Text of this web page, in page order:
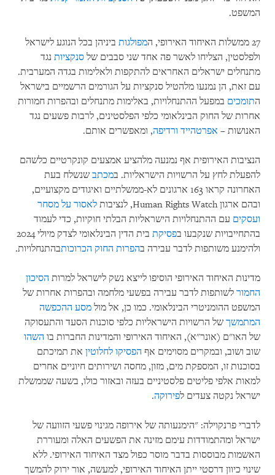
המשפט.
27 ממשלות האיחוד האירופי, ה מפולגות ביניהן בכל הנוגע לישראל
ולפלסטין, הצליחו לאשר פה אחד שני סבבים של סנקציות נגד
מתנחלים ישראלים האחראים להתקפות ולאלימות בגדה המערבית.
עם זאת, הן נמנעו מלהטיל סנקציות על הגורמים הרשמיים בישראל
התומכים במפעל ההתנחלויות, באלימות מתנחלים ובהפרות חמורות
אחרות של החוק הבינלאומי כלפי הפלסטינים, לרבות פשעים נגד
האנושות – אפרטהייד ורדיפה, ומאפשרים אותם.
הנציבות האירופית אף נמנעה מלהציע אמצעים קונקרטיים כלשהם
להפעלת לחץ על הרשויות הישראליות. במכתב שנשלח בעת
האחרונה קראו 163 ארגונים לא-ממשלתיים ואיגודים מקצועיים,
ובהם ארגון Human Rights Watch, לנציבות
לאסור על מסחר
ועסקים עם ההתנחלויות הישראליות הבלתי חוקיות, כדי לעמוד
בהתחייבויות שנקבעו בפסיקת
בית הדין הבינלאומי לצדק מיולי 2024
ולהימנע משותפות לדבר עבירה בהפרות החוק הכרוכותבהתנחלויות.
מדינות האיחוד האירופי הוסיפו לייצא נשק לישראל למרות הסיכון
החמור לשותפות לדבר עבירה בפשעי מלחמה ובהפרות אחרות של
המשפט ההומניטרי הבינלאומי. כמו כן, אל מול מסע ההכפשה
המתמשך של הרשויות הישראליות כלפי סוכנות הסעד והתעסוקה
של האו"ם (אונר"א), האיחוד האירופי והמדינות החברות בו השהו
שוב ושוב, ובמקרים מסוימים אף הפסיקו לחלוטין את תמיכתם
בסוכנות זו, המספקת מים, מזון, מחסה ושירותים חיוניים אחרים
למאות אלפי פליטים פלסטיניים בעזה ובאזור כולו, בשעה שממשלת
ישראל נקטה צעדים לפירוקה.
לדברי פרנקוילה: "הימנעותה של אירופה מגינוי פשעי הזוועה של
ישראל ומהתמודדות עימם מזינה את הפשעים האלה ומעוררת
האשמות מבוססות בדבר מוסר כפול מצד האיחוד האירופי. ללא
שינוי כיוון דרסטי ייתן האיחוד האירופי, למעשה, אור ירוק להמשך